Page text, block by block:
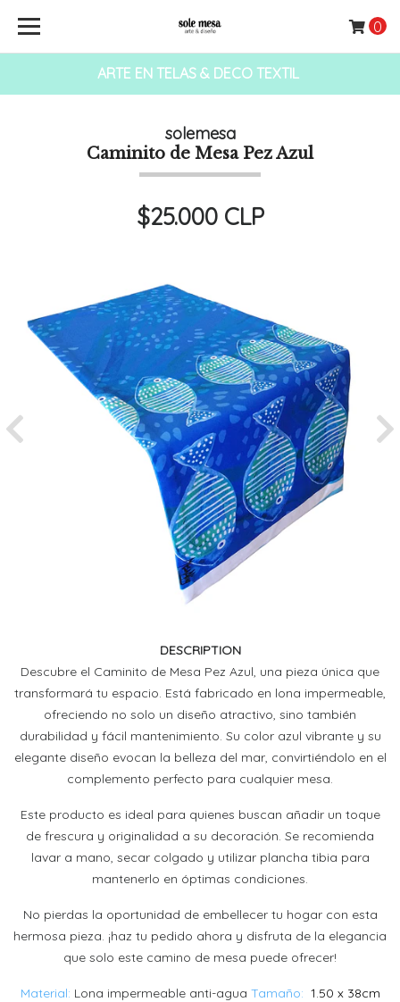
ARTE EN TELAS & DECO TEXTIL
0
solemesa
Caminito de Mesa Pez Azul
$25.000 CLP
Previous
DESCRIPTION
Descubre el Caminito de Mesa Pez Azul, una pieza única que
transformará tu espacio. Está fabricado en lona impermeable,
ofreciendo no solo un diseño atractivo, sino también
durabilidad y fácil mantenimiento. Su color azul vibrante y su
elegante diseño evocan la belleza del mar, convirtiéndolo en el
complemento perfecto para cualquier mesa.
Este producto es ideal para quienes buscan añadir un toque
de frescura y originalidad a su decoración. Se recomienda
lavar a mano, secar colgado y utilizar plancha tibia para
mantenerlo en óptimas condiciones.
No pierdas la oportunidad de embellecer tu hogar con esta
hermosa pieza. ¡haz tu pedido ahora y disfruta de la elegancia
que solo este camino de mesa puede ofrecer!
Material: Lona impermeable anti-agua Tamaño: 1.50 x 38cm